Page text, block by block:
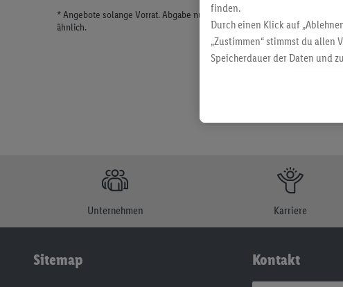
* Angebote solange Vorrat. Abgabe nur in haushaltsüblichen Mengen.
ähnlich.
Unternehmen Karriere
Sitemap Kontakt
finden.
Durch einen Klick auf
„Zustimmen“ stimmst du
Speicherdauer der Daten und